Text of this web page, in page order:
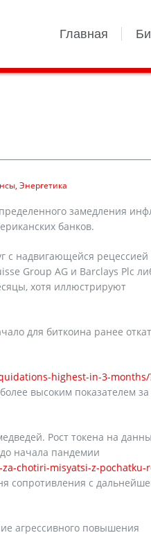
Главная
Энергетика
замедления
банков.
с надвигающейся рецессией
Group AG и Barclays Plc
хотя иллюстрируют
для биткоина ранее
highest-in-3-months/
высоким показателем за
Рост токена на
начала пандемии
chotiri-misyatsi-z-pochatku-
сопротивления с
агрессивного повышения